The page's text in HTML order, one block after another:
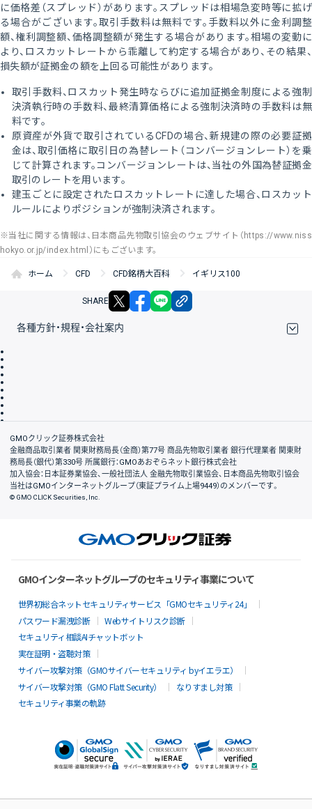
に価格差（スプレッド）があります。スプレッドは相場急変時等に拡げ
る場合がございます。取引手数料は無料です。手数料以外に金利調整
額、権利調整額、価格調整額が発生する場合があります。相場の変動に
より、ロスカットレートから乖離して約定する場合があり、その結果、
損失額が証拠金の額を上回る可能性があります。
取引手数料、ロスカット発生時ならびに追加証拠金制度による強制
決済執行時の手数料、最終清算価格による強制決済時の手数料は無
料です。
原資産が外貨で取引されているCFDの場合、新規建の際の必要証拠
金は、取引価格に取引日の為替レート（コンバージョンレート）を乗
じて計算されます。コンバージョンレートは、当社の外国為替証拠金
取引のレートを用います。
建玉ごとに設定されたロスカットレートに達した場合、ロスカット
ルールによりポジションが強制決済されます。
※当社に関する情報は、日本商品先物取引協会のウェブサイト（https://www.niss
hokyo.or.jp/index.html）にもございます。
ホーム CFD CFD銘柄大百科 イギリス100
SHARE X facebook
各種方針・規程・会社案内
会社案内
GMOクリック証券株式会社
金融商品取引業者 関東財務局長（金商）第77号 商品先物取引業者 銀行代理業者 関東財
務局長（銀代）第330号 所属銀行：GMOあおぞらネット銀行株式会社
加入協会：日本証券業協会、一般社団法人 金融先物取引業協会、日本商品先物取引協会
当社はGMOインターネットグループ（東証プライム上場9449）のメンバーです。
© GMO CLICK Securities, Inc.
GMOインターネットグループのセキュリティ事業について
世界初総合ネットセキュリティサービス「GMOセキュリティ24」
パスワード漏洩診断
Webサイトリスク診断
セキュリティ相談AIチャットボット
実在証明・盗聴対策
サイバー攻撃対策（GMOサイバーセキュリティ byイエラエ）
サイバー攻撃対策（GMO Flatt Security）
なりすまし対策
セキュリティ事業の軌跡